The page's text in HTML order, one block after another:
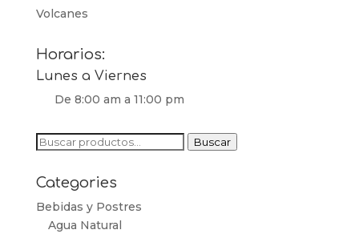
Volcanes
Horarios:
Lunes a Viernes
De 8:00 am a 11:00 pm
Buscar
Buscar
Categories
Bebidas y Postres
Agua Natural